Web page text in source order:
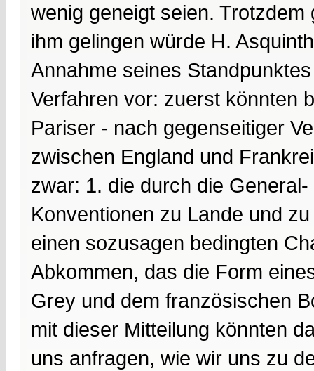
wenig geneigt seien.
ihm gelingen würde H.
Annahme seines
Verfahren vor: zuerst könnten
Pariser - nach gegenseitiger
zwischen England und
zwar: 1. die durch die
Konventionen zu Lande und
einen sozusagen bedingten
Abkommen, das die Form
Grey und dem französischen
mit dieser Mitteilung könnten
uns anfragen, wie wir uns zu